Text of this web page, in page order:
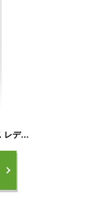
【11/20全品ポイント10倍～】ライザップ 着圧レギンス レディース ギフト 年間 10分丈 骨盤サポート ニーサポート UV対策 デオドラント 吸水速乾 美脚 引き締め ヒップアップ 美尻 ジム スポーツ グンゼ RIZAP RZF30P M-LL フェムケア